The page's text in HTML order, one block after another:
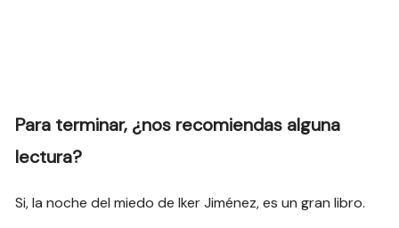
Para terminar, ¿nos recomiendas alguna
lectura?
Si, la noche del miedo de Iker Jiménez, es un gran libro.